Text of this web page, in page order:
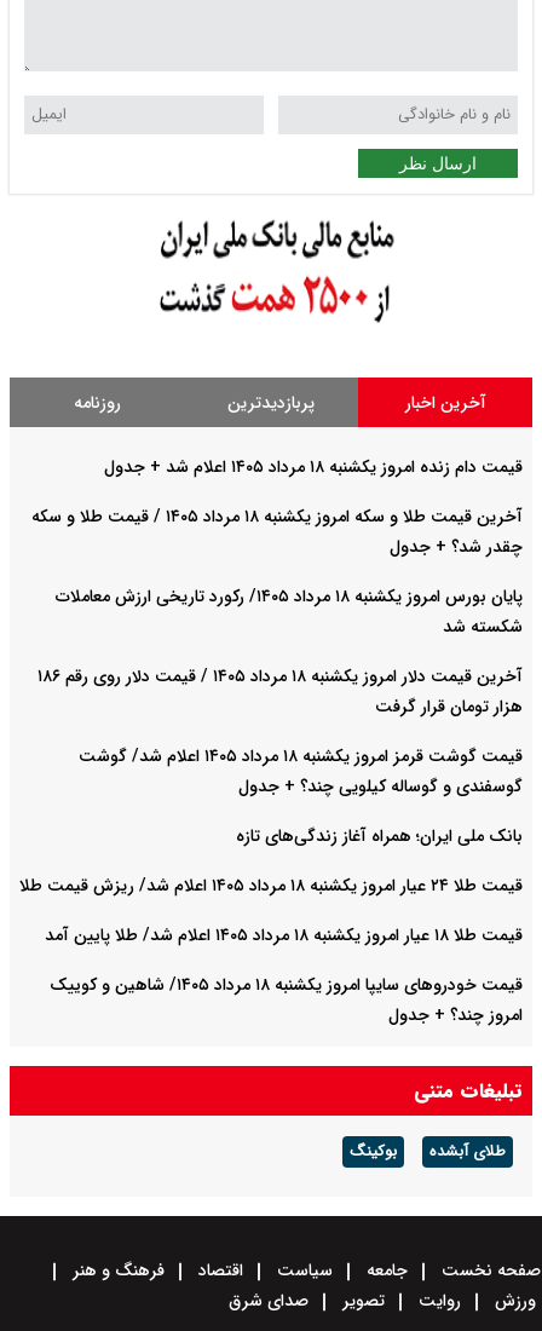
ارسال نظر
آخرین اخبار پربازدیدترین روزنامه
قیمت دام زنده امروز یکشنبه ۱۸ مرداد ۱۴۰۵ اعلام شد + جدول
آخرین قیمت طلا و سکه امروز یکشنبه ۱۸ مرداد ۱۴۰۵ / قیمت طلا و سکه
چقدر شد؟ + جدول
پایان بورس امروز یکشنبه ۱۸ مرداد ۱۴۰۵/ رکورد تاریخی ارزش معاملات
شکسته شد
آخرین قیمت دلار امروز یکشنبه ۱۸ مرداد ۱۴۰۵ / قیمت دلار روی رقم ۱۸۶
هزار تومان قرار گرفت
قیمت گوشت قرمز امروز یکشنبه ۱۸ مرداد ۱۴۰۵ اعلام شد/ گوشت
گوسفندی و گوساله کیلویی چند؟ + جدول
بانک ملی ایران؛ همراه آغاز زندگی‌های تازه
قیمت طلا ۲۴ عیار امروز یکشنبه ۱۸ مرداد ۱۴۰۵ اعلام شد/ ریزش قیمت طلا
قیمت طلا ۱۸ عیار امروز یکشنبه ۱۸ مرداد ۱۴۰۵ اعلام شد/ طلا پایین آمد
قیمت خودرو‌های سایپا امروز یکشنبه ۱۸ مرداد ۱۴۰۵/ شاهین و کوییک
امروز چند؟ + جدول
قیمت خودرو‌های ایران خودرو امروز یکشنبه ۱۸ مرداد ۱۴۰۵/ سورن پلاس
چند؟ + جدول
تبلیغات متنی
طلای آبشده بوکینگ
صفحه نخست جامعه سیاست اقتصاد
فرهنگ و هنر
ورزش
روایت تصویر صدای شرق